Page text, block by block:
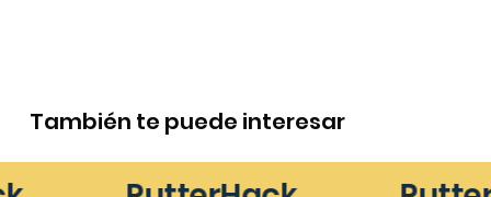
También te puede interesar